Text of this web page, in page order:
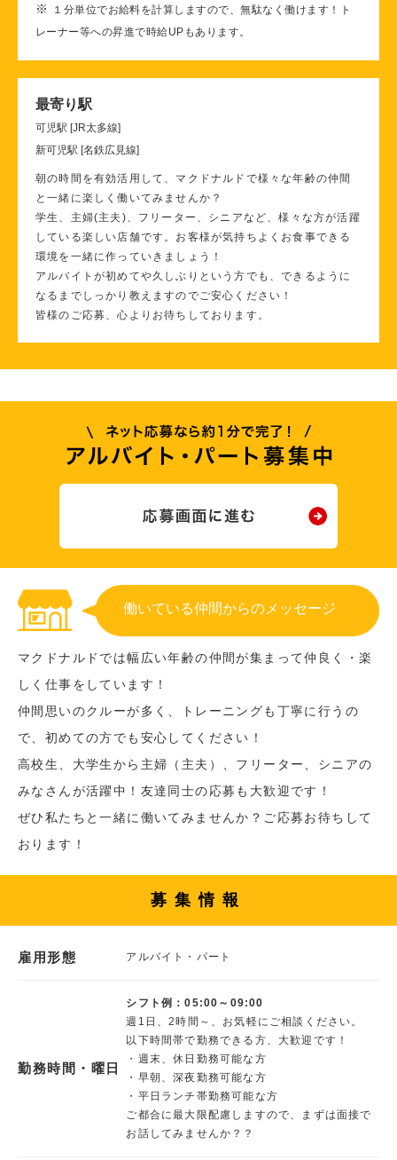
※
１分単位でお給料を計算しますので、無駄なく働けます！ト
レーナー等への昇進で時給UPもあります。
最寄り駅
可児駅 [JR太多線]
新可児駅 [名鉄広見線]
朝の時間を有効活用して、マクドナルドで様々な年齢の仲間
と一緒に楽しく働いてみませんか？
学生、主婦(主夫)、フリーター、シニアなど、様々な方が活躍
している楽しい店舗です。お客様が気持ちよくお食事できる
環境を一緒に作っていきましょう！
アルバイトが初めてや久しぶりという方でも、できるように
なるまでしっかり教えますのでご安心ください！
皆様のご応募、心よりお待ちしております。
働いている仲間からのメッセージ
マクドナルドでは幅広い年齢の仲間が集まって仲良く・楽
しく仕事をしています！
仲間思いのクルーが多く、トレーニングも丁寧に行うの
で、初めての方でも安心してください！
高校生、大学生から主婦（主夫）、フリーター、シニアの
みなさんが活躍中！友達同士の応募も大歓迎です！
ぜひ私たちと一緒に働いてみませんか？ご応募お待ちして
おります！
募集情報
雇用形態 アルバイト・パート
勤務時間・曜日
シフト例：05:00～09:00
週1日、2時間～、お気軽にご相談ください。
以下時間帯で勤務できる方、大歓迎です！
・週末、休日勤務可能な方
・早朝、深夜勤務可能な方
・平日ランチ帯勤務可能な方
ご都合に最大限配慮しますので、まずは面接で
お話してみませんか？？